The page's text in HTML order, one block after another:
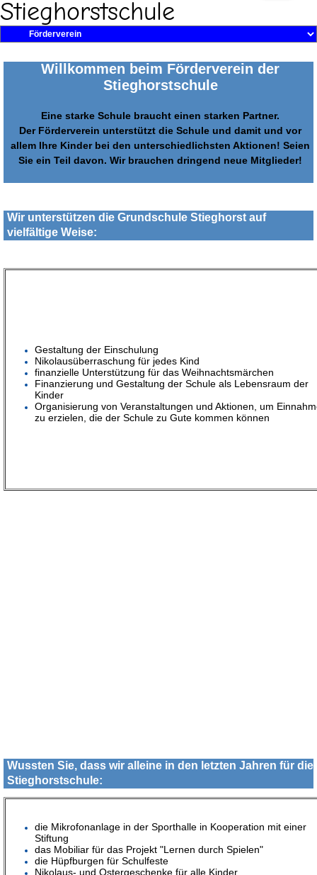
Stieghorstschule
Willkommen beim Förderverein der
Stieghorstschule
Eine starke Schule braucht einen starken Partner.
Der Förderverein unterstützt die Schule und damit und vor
allem Ihre Kinder bei den unterschiedlichsten Aktionen! Seien
Sie ein Teil davon. Wir brauchen dringend neue Mitglieder!
Wir unterstützen die Grundschule Stieghorst auf
vielfältige Weise:
Gestaltung der Einschulung
Nikolausüberraschung für jedes Kind
finanzielle Unterstützung für das Weihnachtsmärchen
Finanzierung und Gestaltung der Schule als Lebensraum der
Kinder
Organisierung von Veranstaltungen und Aktionen, um
zu erzielen, die der Schule zu Gute kommen können
Wussten Sie, dass wir alleine in den letzten Jahren für die
Stieghorstschule:
die Mikrofonanlage in der Sporthalle in Kooperation mit einer
Stiftung
das Mobiliar für das Projekt "Lernen durch Spielen"
die Hüpfburgen für Schulfeste
Nikolaus- und Ostergeschenke für alle Kinder